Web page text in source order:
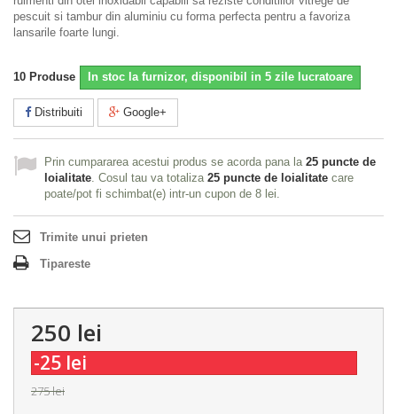
pescuit si tambur din aluminiu cu forma perfecta pentru a favoriza
lansarile foarte lungi.
10 Produse In stoc la furnizor, disponibil in 5 zile lucratoare
Distribuiti Google+
Prin cumpararea acestui produs se acorda pana la 25 puncte de
loialitate . Cosul tau va totaliza 25 puncte de loialitate care
poate/pot fi schimbat(e) intr-un cupon de 8 lei
Trimite unui prieten
Tipareste
250 lei
-25 lei
275 lei